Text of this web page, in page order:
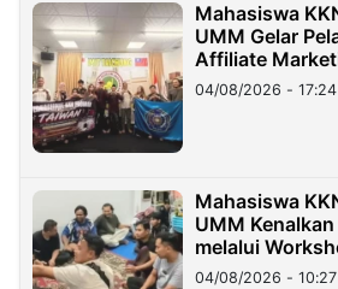
Mahasiswa
UMM Gelar
Affiliate
Migran
04/08/2026 - 17:24
Mahasiswa
UMM
melalui
di Taiwan
04/08/2026 - 10:27